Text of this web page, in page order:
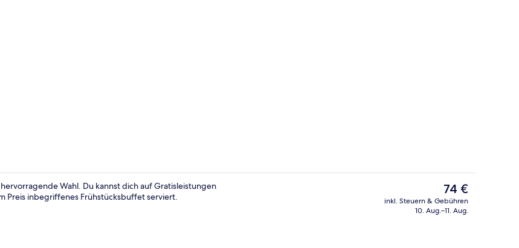
Deluxe-Dreibettzimmer | Minibar,
Wahl. Du kannst dich auf Gratisleistungen
Preis inbegriffenes Frühstücksbuffet serviert.
Der
aktuelle
Preis
74 €
inkl. Steuern & Gebühren
10. Aug.–11. Aug.